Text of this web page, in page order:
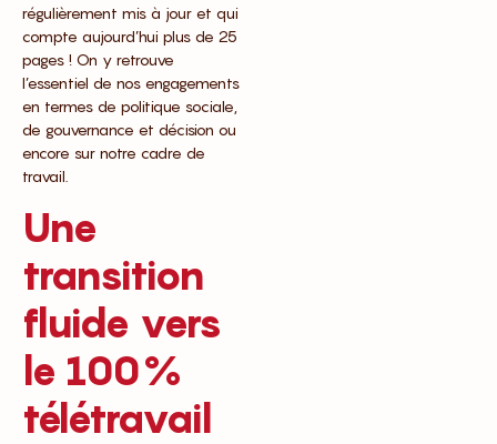
régulièrement mis à jour et qui
compte aujourd’hui plus de 25
pages ! On y retrouve
l’essentiel de nos engagements
en termes de politique sociale,
de gouvernance et décision ou
encore sur notre cadre de
travail.
Une
transition
fluide vers
le 100%
télétravail